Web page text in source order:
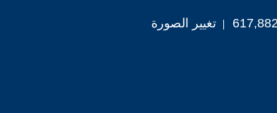
تغيير الصورة